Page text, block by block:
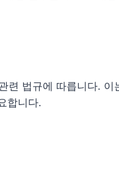
련 법규에 따릅니다. 이
합니다.